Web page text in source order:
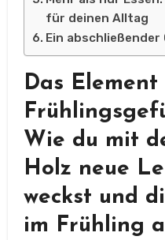
für deinen Alltag
Ein abschließender
Das
Wie du mit
Holz neue
weckst und
im Frühling